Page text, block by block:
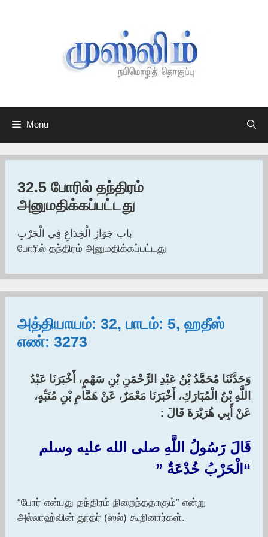
Menu
32.5 போரில் தந்திரம்
அனுமதிக்கப்பட்டது
باب جَوَازِ الْخِدَاعِ فِي الْحَرْبِ
போரில் தந்திரம் அனுமதிக்கப்பட்டது
அத்தியாயம்: 32, பாடம்: 5, ஹதீஸ்
எண்: 3273
وَحَدَّثَنَا مُحَمَّدُ بْنُ عَبْدِ الرَّحْمَنِ بْنِ سَهْمٍ، أَخْبَرَنَا عَبْدُ
اللَّهِ بْنُ الْمُبَارَكِ، أَخْبَرَنَا مَعْمَرٌ، عَنْ هَمَّامِ بْنِ مُنَبِّهٍ،
عَنْ أَبِي هُرَيْرَةَ قَالَ :‏
قَالَ رَسُولُ اللَّهِ صلى الله عليه وسلم ‏
“‏الْحَرْبُ خُدْعَةٌ ‏”‏
“போர் என்பது தந்திரம் நிறைந்ததாகும்” என்று
அல்லாஹ்வின் தூதர் (ஸல்) கூறினார்கள்.